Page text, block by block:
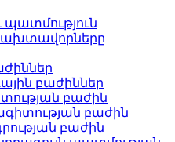
պատմություն
բաժիններ
բաժին
բաժին
բաժին